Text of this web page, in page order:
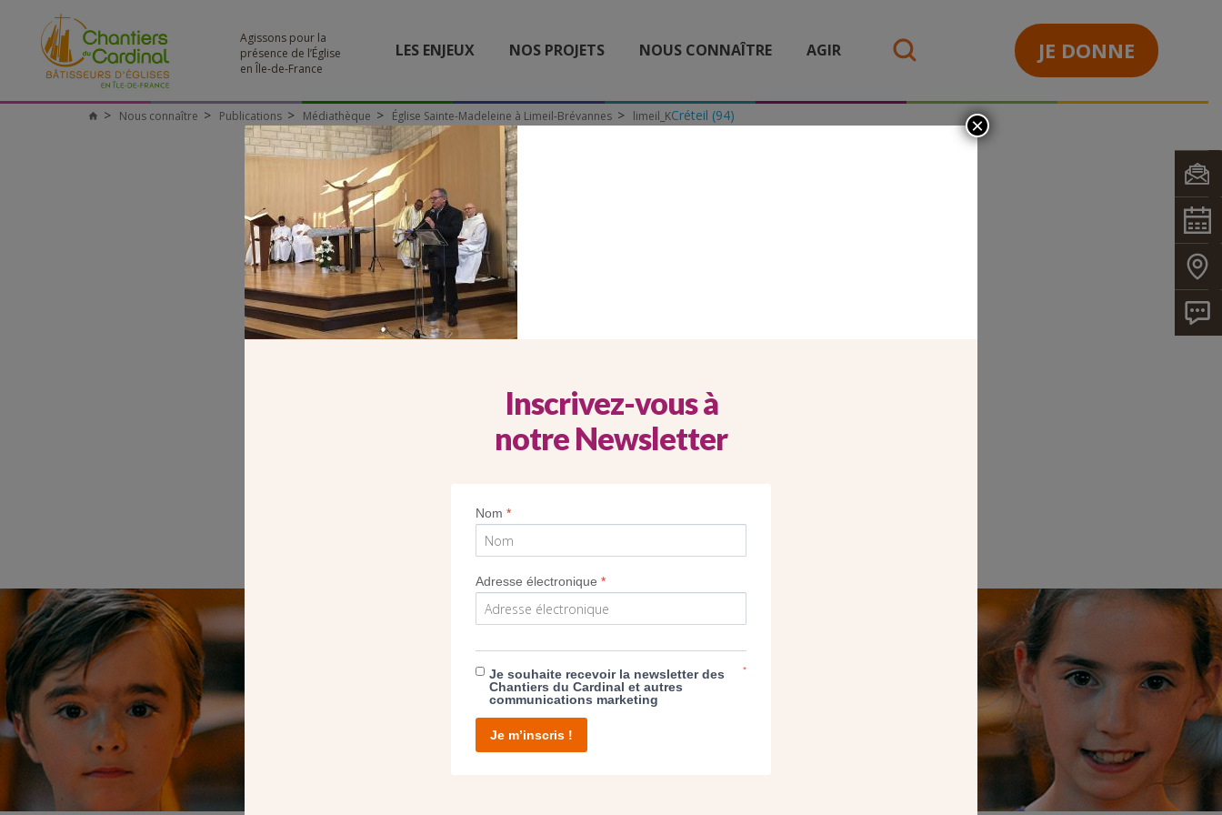
Agissons pour la
présence de l’Église
en Île-de-France
LES ENJEUX NOS PROJETS NOUS CONNAÎTRE AGIR JE DONNE
Chantiers
Nous connaître Publications Médiathèque Créteil (94)
Église Sainte-Madeleine à Limeil-Brévannes limeil_K
Imprimer
SEUL VOTRE DON
NOUS PERMET D’AGIR
Inscrivez-vous à
notre Newsletter
Nom*
Adresse électronique*
Je souhaite recevoir la newsletter des
Chantiers du Cardinal et autres
communications marketing
*
Je m’inscris !
×